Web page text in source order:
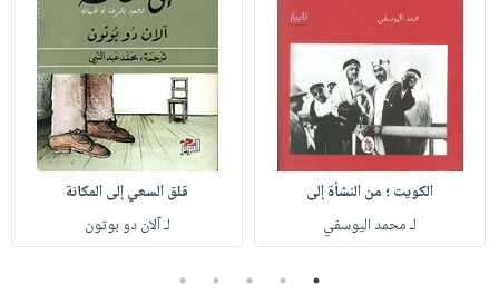
الكويت ؛ من النشأة إلى
لـ محمد اليوسفي
قلق السعي إلى المكانة
لـ آلان دو بوتون
1
2
3
4
5